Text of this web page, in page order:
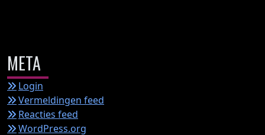
META
Login
Vermeldingen feed
Reacties feed
WordPress.org